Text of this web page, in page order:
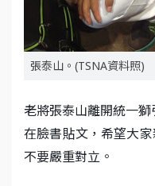
張泰山。(TSNA資料照)
老將張泰山離開統一
在臉書貼文，希望大
不要嚴重對立。